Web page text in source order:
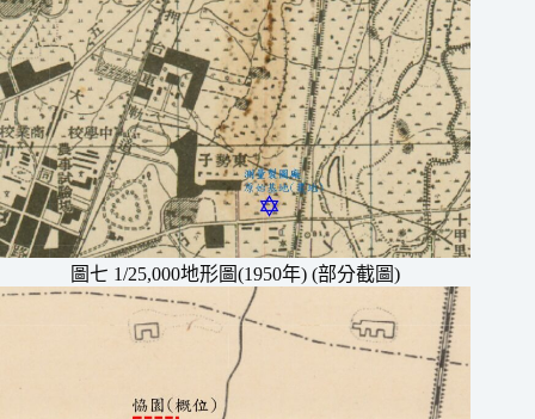
圖七 1/25,000地形圖(1950年) (部分截圖)